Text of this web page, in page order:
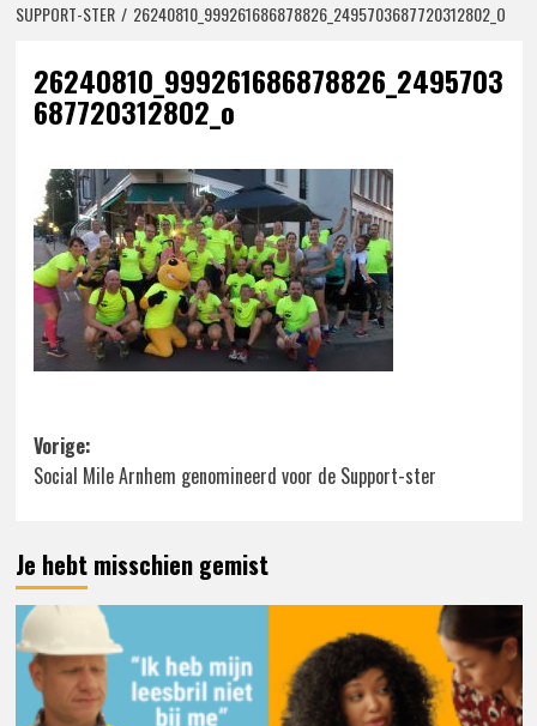
SUPPORT-STER
26240810_999261686878826_2495703687720312802_O
26240810_999261686878826_2495703
687720312802_o
Bericht
navigatie
Vorige:
Social Mile Arnhem genomineerd voor de Support-ster
Je hebt misschien gemist